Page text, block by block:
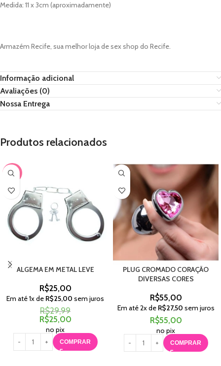
Medida: 11 x 3cm (aproximadamente)
Armazém Recife, sua melhor loja de sex shop do Recife.
Informação adicional
Avaliações (0)
Nossa Entrega
Produtos relacionados
-17%
ALGEMA EM METAL LEVE
R$25,00
Em até1x de R$25,00 sem juros
R$29,99
R$25,00
no pix
COMPRAR
PLUG CROMADO CORAÇÃO
DIVERSAS CORES
R$55,00
Em até2x de R$27,50 sem juros
R$55,00
no pix
COMPRAR